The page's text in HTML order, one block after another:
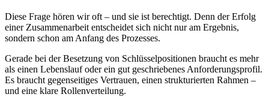
Diese Frage hören wir oft – und sie ist berechtigt. Denn der Erfolg
einer Zusammenarbeit entscheidet sich nicht nur am Ergebnis,
sondern schon am Anfang des Prozesses.
Gerade bei der Besetzung von Schlüsselpositionen braucht es mehr
als einen Lebenslauf oder ein gut geschriebenes Anforderungsprofil.
Es braucht gegenseitiges Vertrauen, einen strukturierten Rahmen –
und eine klare Rollenverteilung.